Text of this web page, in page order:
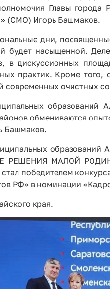
Главы города
(СМО) Игорь Башмаков.
дни,
будет насыщенной.
в дискуссионных
практик. Кроме того,
современных очистных
образований
обмениваются
Башмаков.
образований
РЕШЕНИЯ МАЛОЙ
победителем
РФ» в номинации
края.